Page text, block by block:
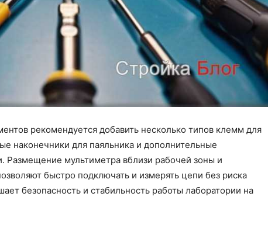
рекомендуется добавить несколько типов клемм для
наконечники для паяльника и дополнительные
Размещение мультиметра вблизи рабочей зоны и
быстро подключать и измерять цепи без риска
безопасность и стабильность работы лаборатории на